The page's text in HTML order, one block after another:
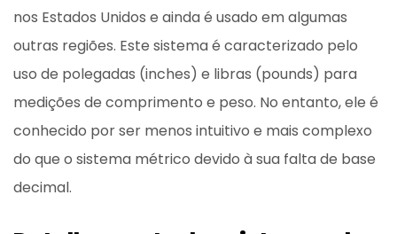
nos Estados Unidos e ainda é usado em algumas
outras regiões. Este sistema é caracterizado pelo
uso de polegadas (inches) e libras (pounds) para
medições de comprimento e peso. No entanto, ele é
conhecido por ser menos intuitivo e mais complexo
do que o sistema métrico devido à sua falta de base
decimal.